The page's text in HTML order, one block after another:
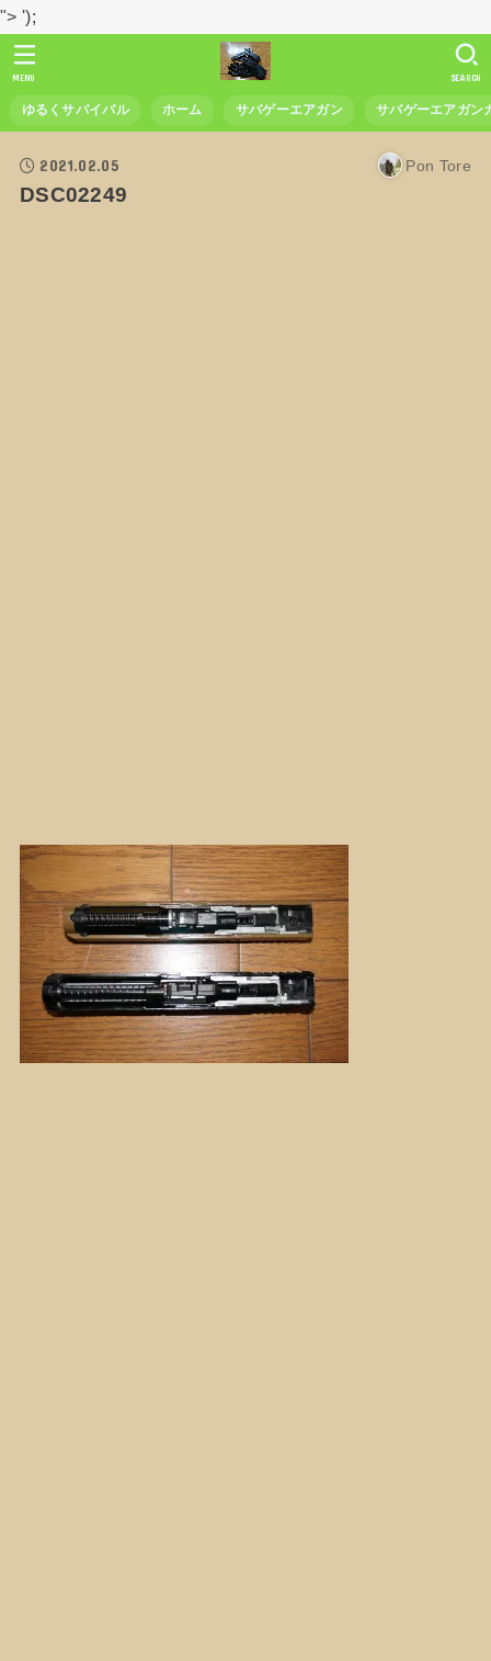
"> ');
ゆるくサバイバル ホーム サバゲーエアガン サバゲーエアガン
SEARCH
MENU
2021.02.05 Pon Tore
DSC02249